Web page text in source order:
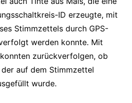
ID erzeugte, mit
Stimmzettels durch GPS-
werden konnte. Mit
zurückverfolgen, ob
auf dem Stimmzettel
wurde.